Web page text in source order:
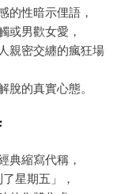
的性暗示俚語，
或男歡女愛，
親密交纏的瘋狂場
的真實心態。
典縮寫代稱，
星期五」，